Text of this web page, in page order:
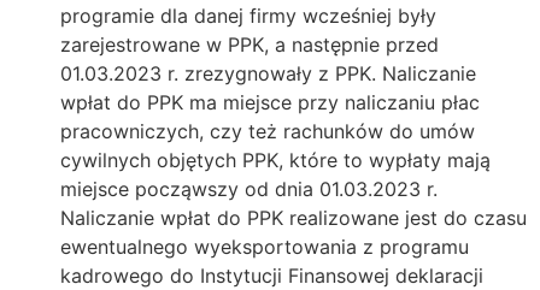
programie dla danej firmy wcześniej były
zarejestrowane w PPK, a następnie przed
01.03.2023 r. zrezygnowały z PPK. Naliczanie
wpłat do PPK ma miejsce przy naliczaniu płac
pracowniczych, czy też rachunków do umów
cywilnych objętych PPK, które to wypłaty mają
miejsce począwszy od dnia 01.03.2023 r.
Naliczanie wpłat do PPK realizowane jest do czasu
ewentualnego wyeksportowania z programu
kadrowego do Instytucji Finansowej deklaracji